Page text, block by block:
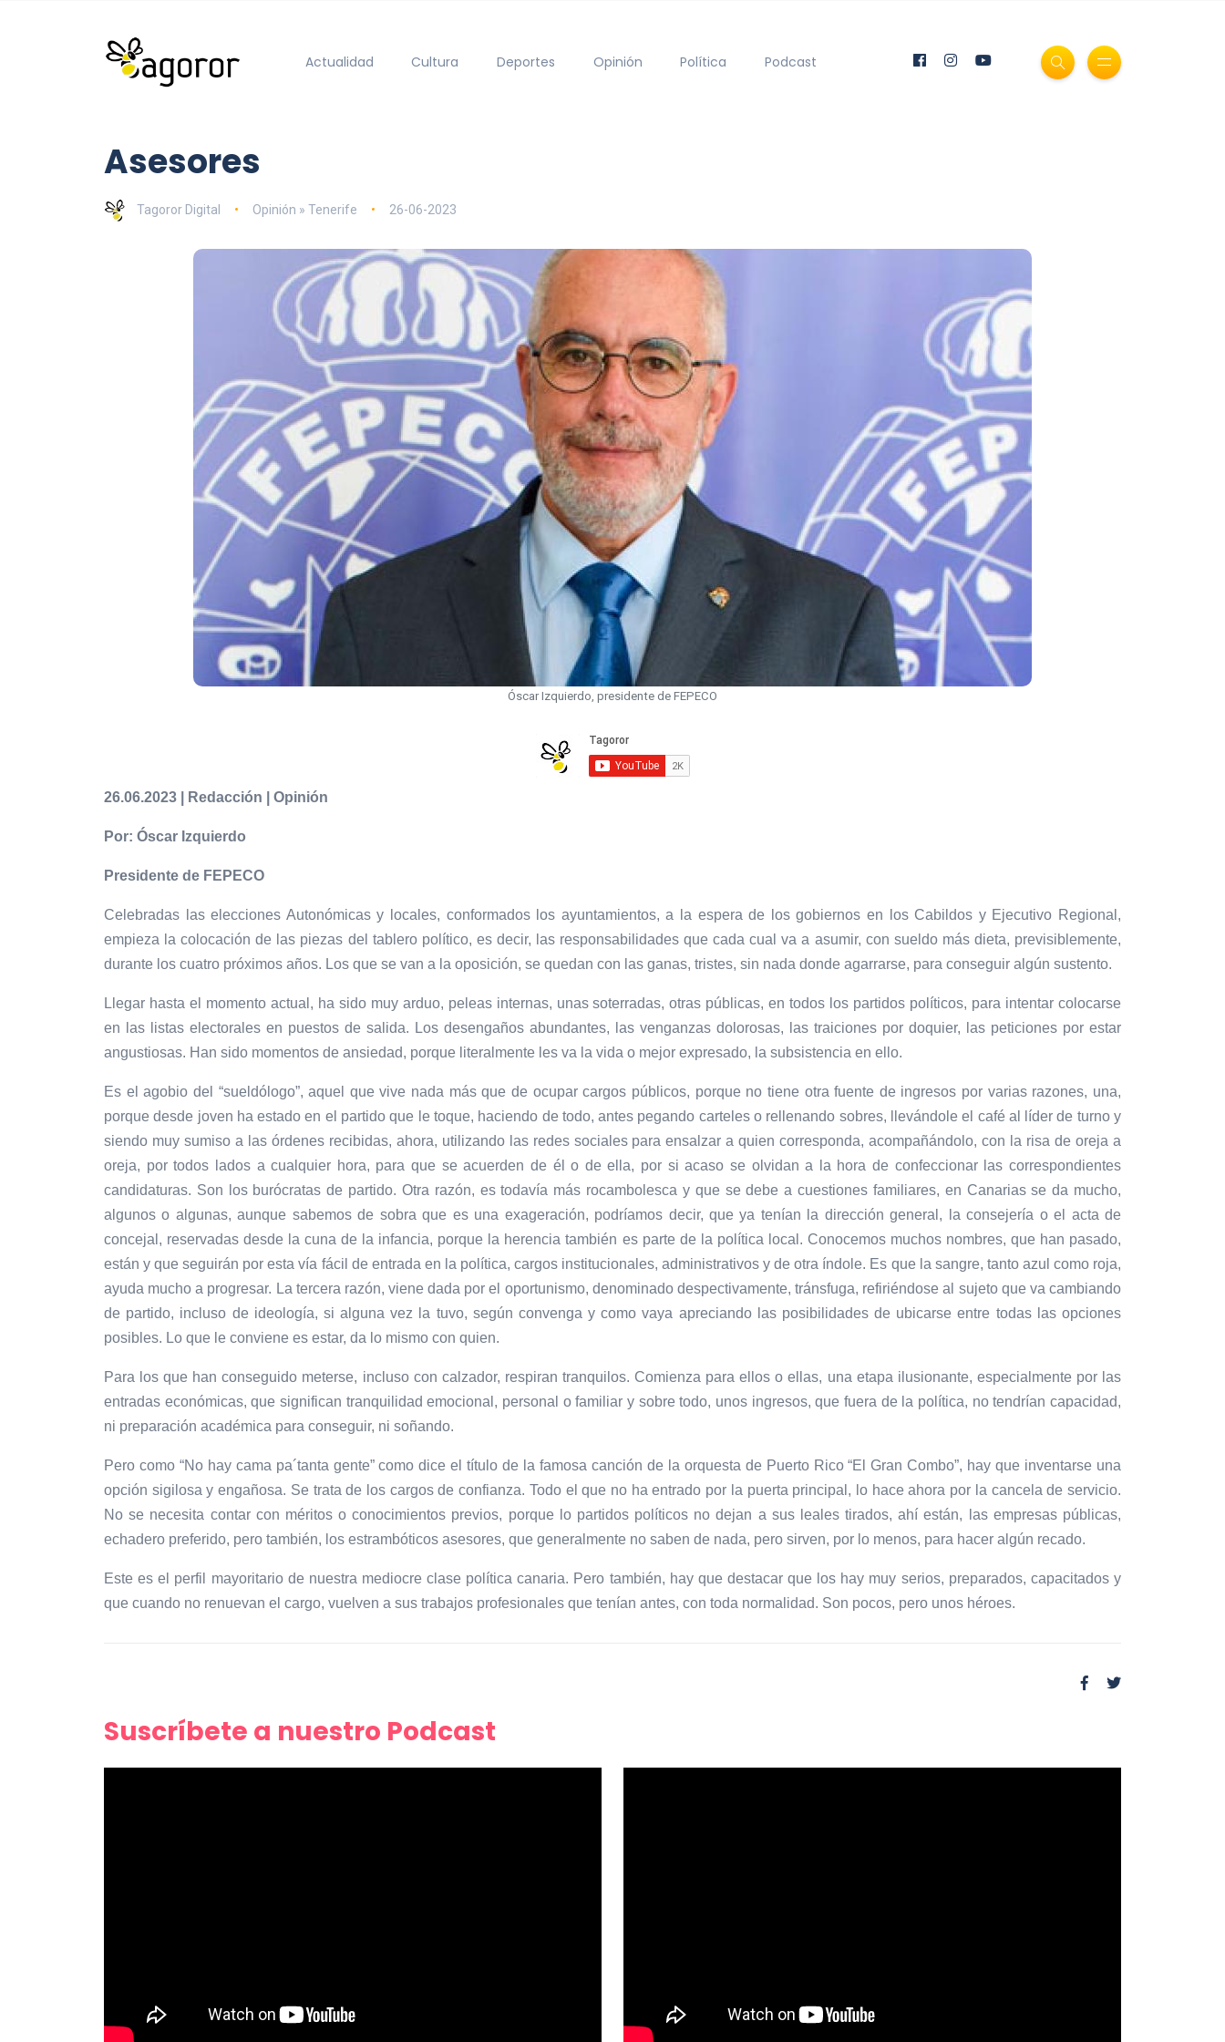
Actualidad Cultura Deportes Opinión Política Podcast
Asesores
Tagoror Digital Opinión » Tenerife 26-06-2023
Óscar Izquierdo, presidente de FEPECO
26.06.2023 | Redacción | Opinión
Por: Óscar Izquierdo
Presidente de FEPECO
Celebradas las elecciones Autonómicas y locales, conformados los ayuntamientos, a la espera de los gobiernos en los Cabildos y Ejecutivo Regional,
empieza la colocación de las piezas del tablero político, es decir, las responsabilidades que cada cual va a asumir, con sueldo más dieta, previsiblemente,
durante los cuatro próximos años. Los que se van a la oposición, se quedan con las ganas, tristes, sin nada donde agarrarse, para conseguir algún sustento.
Llegar hasta el momento actual, ha sido muy arduo, peleas internas, unas soterradas, otras públicas, en todos los partidos políticos, para intentar colocarse
en las listas electorales en puestos de salida. Los desengaños abundantes, las venganzas dolorosas, las traiciones por doquier, las peticiones por estar
angustiosas. Han sido momentos de ansiedad, porque literalmente les va la vida o mejor expresado, la subsistencia en ello.
Es el agobio del “sueldólogo”, aquel que vive nada más que de ocupar cargos públicos, porque no tiene otra fuente de ingresos por varias razones, una,
porque desde joven ha estado en el partido que le toque, haciendo de todo, antes pegando carteles o rellenando sobres, llevándole el café al líder de turno y
siendo muy sumiso a las órdenes recibidas, ahora, utilizando las redes sociales para ensalzar a quien corresponda, acompañándolo, con la risa de oreja a
oreja, por todos lados a cualquier hora, para que se acuerden de él o de ella, por si acaso se olvidan a la hora de confeccionar las correspondientes
candidaturas. Son los burócratas de partido. Otra razón, es todavía más rocambolesca y que se debe a cuestiones familiares, en Canarias se da mucho,
algunos o algunas, aunque sabemos de sobra que es una exageración, podríamos decir, que ya tenían la dirección general, la consejería o el acta de
concejal, reservadas desde la cuna de la infancia, porque la herencia también es parte de la política local. Conocemos muchos nombres, que han pasado,
están y que seguirán por esta vía fácil de entrada en la política, cargos institucionales, administrativos y de otra índole. Es que la sangre, tanto azul como roja,
ayuda mucho a progresar. La tercera razón, viene dada por el oportunismo, denominado despectivamente, tránsfuga, refiriéndose al sujeto que va cambiando
de partido, incluso de ideología, si alguna vez la tuvo, según convenga y como vaya apreciando las posibilidades de ubicarse entre todas las opciones
posibles. Lo que le conviene es estar, da lo mismo con quien.
Para los que han conseguido meterse, incluso con calzador, respiran tranquilos. Comienza para ellos o ellas, una etapa ilusionante, especialmente por las
entradas económicas, que significan tranquilidad emocional, personal o familiar y sobre todo, unos ingresos, que fuera de la política, no tendrían capacidad,
ni preparación académica para conseguir, ni soñando.
Pero como “No hay cama pa´tanta gente” como dice el título de la famosa canción de la orquesta de Puerto Rico “El Gran Combo”, hay que inventarse una
opción sigilosa y engañosa. Se trata de los cargos de confianza. Todo el que no ha entrado por la puerta principal, lo hace ahora por la cancela de servicio.
No se necesita contar con méritos o conocimientos previos, porque lo partidos políticos no dejan a sus leales tirados, ahí están, las empresas públicas,
echadero preferido, pero también, los estrambóticos asesores, que generalmente no saben de nada, pero sirven, por lo menos, para hacer algún recado.
Este es el perfil mayoritario de nuestra mediocre clase política canaria. Pero también, hay que destacar que los hay muy serios, preparados, capacitados y
que cuando no renuevan el cargo, vuelven a sus trabajos profesionales que tenían antes, con toda normalidad. Son pocos, pero unos héroes.
Suscríbete a nuestro Podcast